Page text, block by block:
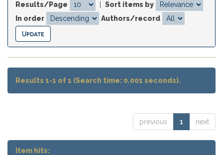
Results/Page
Sort items by
In order
Authors/record
Results 1-1 of 1 (Search time: 0.001 seconds).
previous 1 next
Item hits: